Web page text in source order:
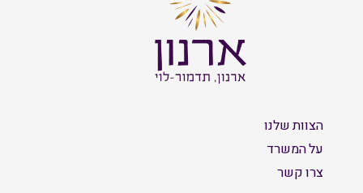
הצוות שלנו
על המשרד
צרו קשר